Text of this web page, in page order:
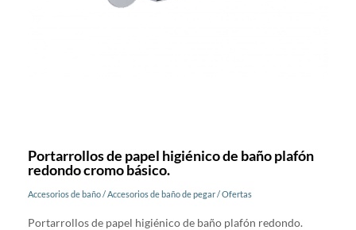
Portarrollos de papel higiénico de baño plafón
redondo cromo básico.
Accesorios de baño / Accesorios de baño de pegar /Ofertas
Portarrollos de papel higiénico de baño plafón redondo.